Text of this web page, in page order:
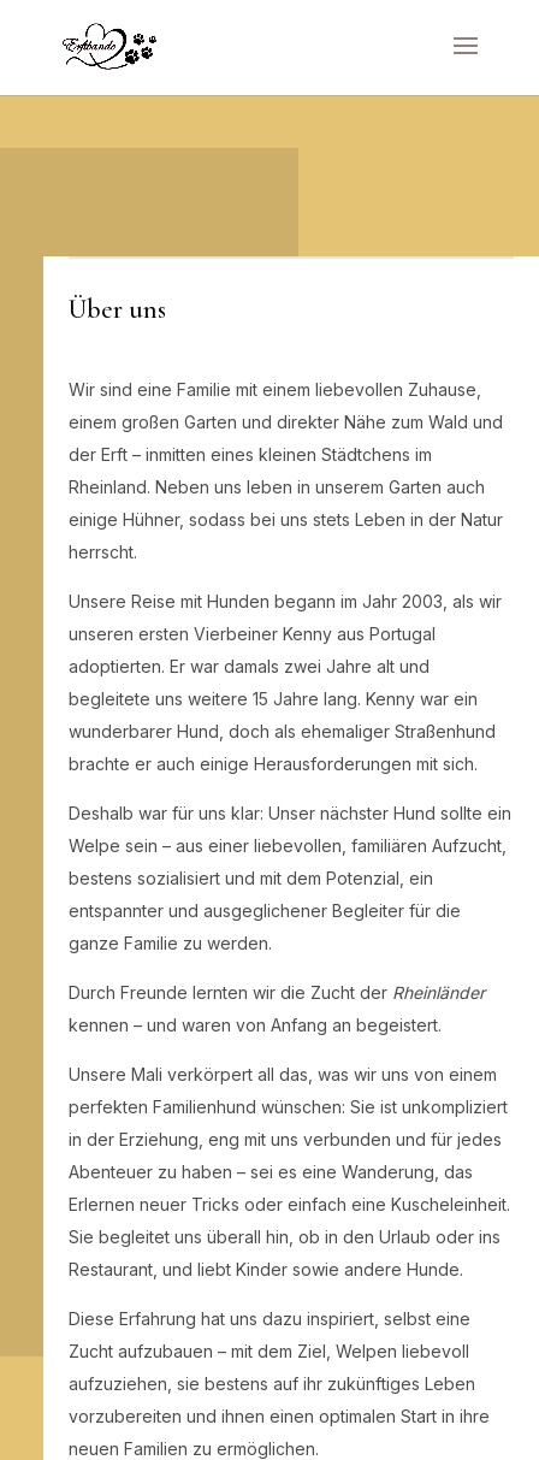
Über uns
Wir sind eine Familie mit einem liebevollen Zuhause,
einem großen Garten und direkter Nähe zum Wald und
der Erft – inmitten eines kleinen Städtchens im
Rheinland. Neben uns leben in unserem Garten auch
einige Hühner, sodass bei uns stets Leben in der Natur
herrscht.
Unsere Reise mit Hunden begann im Jahr 2003, als wir
unseren ersten Vierbeiner Kenny aus Portugal
adoptierten. Er war damals zwei Jahre alt und
begleitete uns weitere 15 Jahre lang. Kenny war ein
wunderbarer Hund, doch als ehemaliger Straßenhund
brachte er auch einige Herausforderungen mit sich.
Deshalb war für uns klar: Unser nächster Hund sollte ein
Welpe sein – aus einer liebevollen, familiären Aufzucht,
bestens sozialisiert und mit dem Potenzial, ein
entspannter und ausgeglichener Begleiter für die
ganze Familie zu werden.
Durch Freunde lernten wir die Zucht der Rheinländer
kennen – und waren von Anfang an begeistert.
Unsere Mali verkörpert all das, was wir uns von einem
perfekten Familienhund wünschen: Sie ist unkompliziert
in der Erziehung, eng mit uns verbunden und für jedes
Abenteuer zu haben – sei es eine Wanderung, das
Erlernen neuer Tricks oder einfach eine Kuscheleinheit.
Sie begleitet uns überall hin, ob in den Urlaub oder ins
Restaurant, und liebt Kinder sowie andere Hunde.
Diese Erfahrung hat uns dazu inspiriert, selbst eine
Zucht aufzubauen – mit dem Ziel, Welpen liebevoll
aufzuziehen, sie bestens auf ihr zukünftiges Leben
vorzubereiten und ihnen einen optimalen Start in ihre
neuen Familien zu ermöglichen.